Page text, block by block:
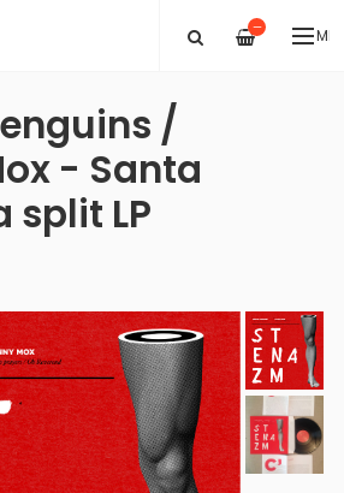
—
/
- Santa
split LP